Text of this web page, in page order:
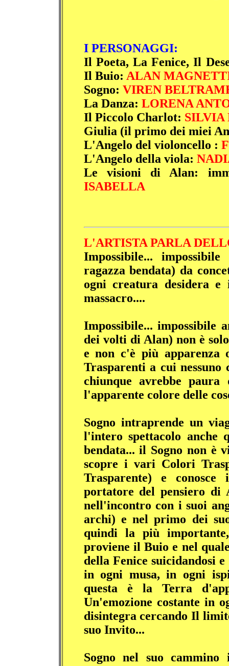
I PERSONAGGI:
Il Poeta, La Fenice, Il
Il Buio: ALAN
Sogno: VIREN
La Danza: LORENA
Il Piccolo Charlot: SILVIA
Giulia (il primo dei miei
L'Angelo del violoncello :
L'Angelo della viola:
Le visioni di Alan:
ISABELLA
L'ARTISTA PARLA
Impossibile...
ragazza bendata) da
ogni creatura desidera
massacro....
Impossibile... impossibile
dei volti di Alan) non è
e non c'è più
Trasparenti a cui
chiunque avrebbe
l'apparente colore delle
Sogno intraprende un
l'intero spettacolo anche
bendata... il Sogno non è
scopre i vari Colori
Trasparente) e
portatore del pensiero di
nell'incontro con i suoi
archi) e nel primo dei
quindi la più
proviene il Buio e nel
della Fenice suicidandosi
in ogni musa, in ogni
questa è la Terra
Un'emozione costante in
disintegra cercando Il
suo Invito...
Sogno nel suo